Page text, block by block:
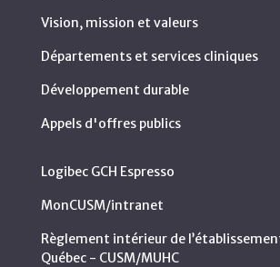
Vision, mission et valeurs
Départements et services cliniques
Développement durable
Appels d'offres publics
Logibec GCH Espresso
MonCUSM/intranet
Règlement intérieur de
Québec - CUSM/MUHC